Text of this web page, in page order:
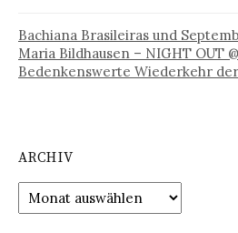
Bachiana Brasileiras und
Maria Bildhausen – NIGHT OUT
Bedenkenswerte Wiederkehr
ARCHIV
Archiv